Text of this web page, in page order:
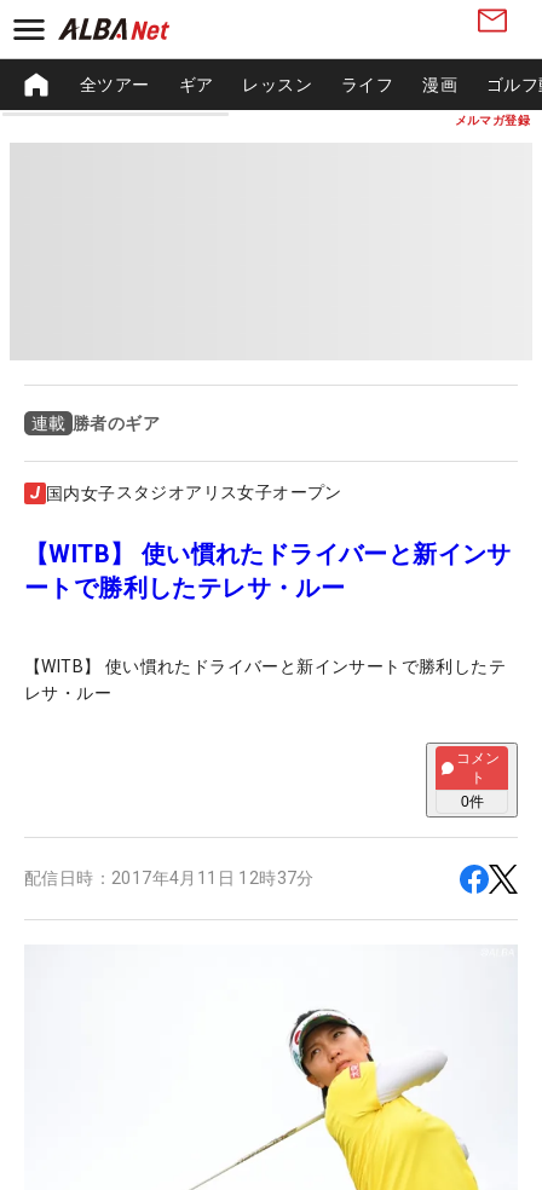
メルマガ登録
全ツアー ギア レッスン ライフ 漫画 ゴル
連載 勝者のギア
国内女子スタジオアリス女子オープン
【WITB】 使い慣れたドライバーと新インサ
ートで勝利したテレサ・ルー
【WITB】 使い慣れたドライバーと新インサートで勝利したテ
レサ・ルー
コメン
ト
0件
配信日時： 2017年4月11日 12時37分